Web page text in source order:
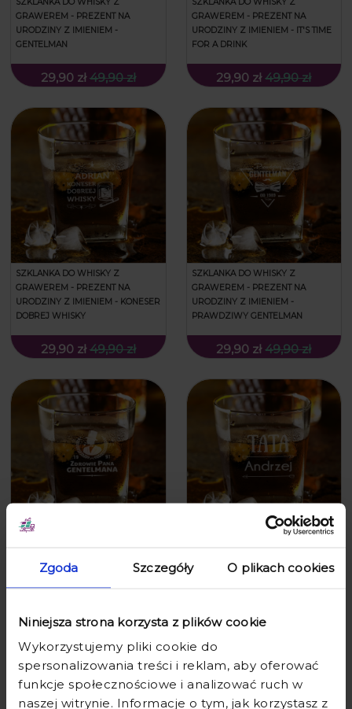
Zgoda Szczegóły O plikach cookies
Niniejsza strona korzysta z plików cookie
Wykorzystujemy pliki cookie do
spersonalizowania treści i reklam, aby oferować
funkcje społecznościowe i analizować ruch w
naszej witrynie. Informacje o tym, jak korzystasz z
SZKLANKA DO WHISKY Z
GRAWEREM - PREZENT NA
URODZINY Z IMIENIEM -
GENTELMAN
29,90 zł 49,90 zł
SZKLANKA DO WHISKY Z
GRAWEREM - PREZENT NA
URODZINY Z IMIENIEM - IT'S TIME
FOR A DRINK
29,90 zł 49,90 zł
SZKLANKA DO WHISKY Z
GRAWEREM - PREZENT NA
URODZINY Z IMIENIEM - KONESER
DOBREJ WHISKY
29,90 zł 49,90 zł
SZKLANKA DO WHISKY Z
GRAWEREM - PREZENT NA
URODZINY Z IMIENIEM -
PRAWDZIWY GENTELMAN
29,90 zł 49,90 zł
URODZINY Z IMIENIEM -
ZDROWIE PANA GENTELMANA
29,90 zł 49,90 zł
NA DZIEŃ OJCA Z IMIENIEM - TATA
29,90 zł 49,90 zł